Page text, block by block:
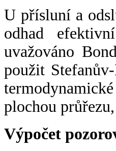
U přísluní a
odhad
uvažováno
použit
plochou
Výpočet